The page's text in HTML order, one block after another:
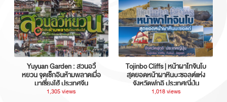
Yuyuan Garden : สวนอวี้
หยวน จุดเช็กอินห้ามพลาดเมื่อ
มาเซี่ยงไฮ้ ประเทศจีน
1,305 views
Tojinbo Cliffs | หน้าผาโทจินโบ
สุดยอดหน้าผาหินบะซอลต์แห่ง
จังหวัดฟุกุอิ ประเทศญี่ปุ่น
1,018 views